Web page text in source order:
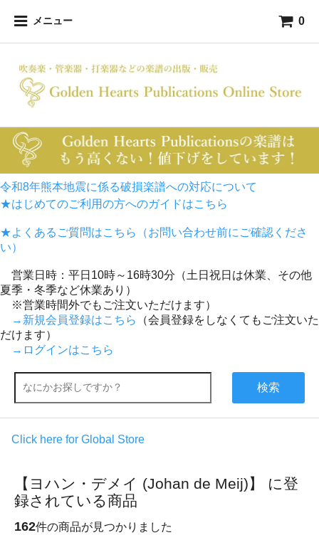
メニュー 0
令和8年熊本地震に係る破損楽譜への対応について
★はじめてのご利用の方へのガイドはこちら
★よくあるご質問はこちら（お問い合わせ前にご確認くださ
い）
営業日時：平日10時～16時30分（土日祝日は休業、その他
夏季・冬季など休業あり）
※営業時間外でもご注文いただけます）
→新規会員登録はこちら
（会員登録をしなくてもご注文いた
だけます）
→ログインはこちら
検索
Click here for Global Store
【ヨハン・デメイ (Johan de Meij)】 に登
録されている商品
162件の商品が見つかりました